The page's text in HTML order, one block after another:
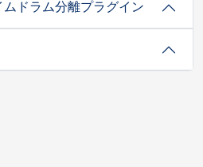
ムドラム分離プラグイン